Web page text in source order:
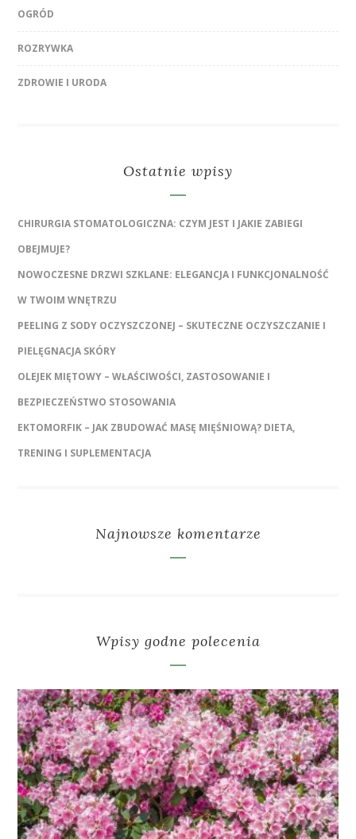
OGRÓD
ROZRYWKA
ZDROWIE I URODA
Ostatnie wpisy
CHIRURGIA STOMATOLOGICZNA: CZYM JEST I JAKIE ZABIEGI
OBEJMUJE?
NOWOCZESNE DRZWI SZKLANE: ELEGANCJA I FUNKCJONALNOŚĆ
W TWOIM WNĘTRZU
PEELING Z SODY OCZYSZCZONEJ – SKUTECZNE OCZYSZCZANIE I
PIELĘGNACJA SKÓRY
OLEJEK MIĘTOWY – WŁAŚCIWOŚCI, ZASTOSOWANIE I
BEZPIECZEŃSTWO STOSOWANIA
EKTOMORFIK – JAK ZBUDOWAĆ MASĘ MIĘŚNIOWĄ? DIETA,
TRENING I SUPLEMENTACJA
Najnowsze komentarze
Wpisy godne polecenia